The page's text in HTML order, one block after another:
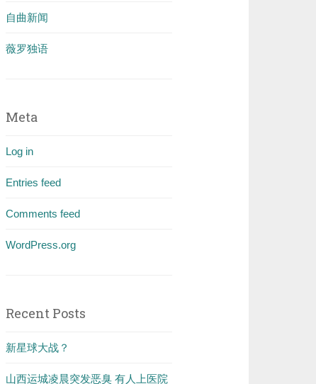
自曲新闻
薇罗独语
Meta
Log in
Entries feed
Comments feed
WordPress.org
Recent Posts
新星球大战？
山西运城凌晨突发恶臭 有人上医院